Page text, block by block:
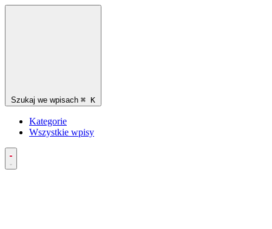
Szukaj we wpisach ⌘ K
Kategorie
Wszystkie wpisy